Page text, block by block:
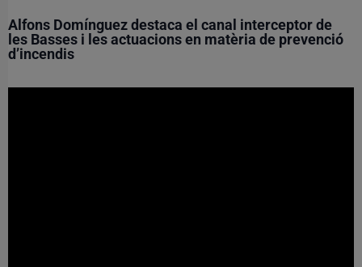
Alfons Domínguez destaca el canal interceptor de
les Basses i les actuacions en matèria de prevenció
d’incendis